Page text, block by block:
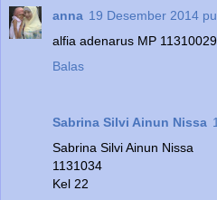
anna 19 Desember 2014
alfia adenarus MP 11310029
Balas
Sabrina Silvi Ainun Nissa
Sabrina Silvi Ainun Nissa
1131034
Kel 22